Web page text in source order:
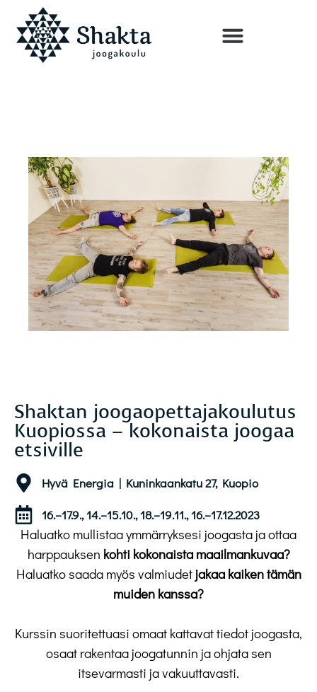
Shaktan joogaopettajakoulutus
Kuopiossa – kokonaista joogaa
etsiville
Hyvä Energia | Kuninkaankatu 27, Kuopio
16.–17.9., 14.–15.10., 18.–19.11., 16.–17.12.2023
Haluatko mullistaa ymmärryksesi joogasta ja ottaa
harppauksen kohti kokonaista maailmankuvaa?
Haluatko saada myös valmiudetjakaa kaiken tämän
muiden kanssa?
Kurssin suoritettuasi omaat kattavat tiedot joogasta,
osaat rakentaa joogatunnin ja ohjata sen
itsevarmasti ja vakuuttavasti.